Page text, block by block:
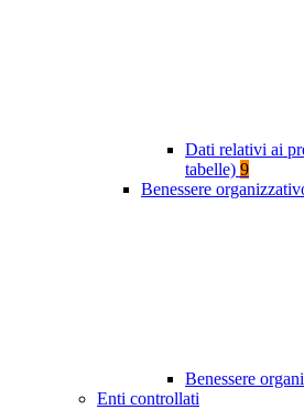
Dati relativi ai
tabelle) 9
Benessere
Benessere
Enti controllati